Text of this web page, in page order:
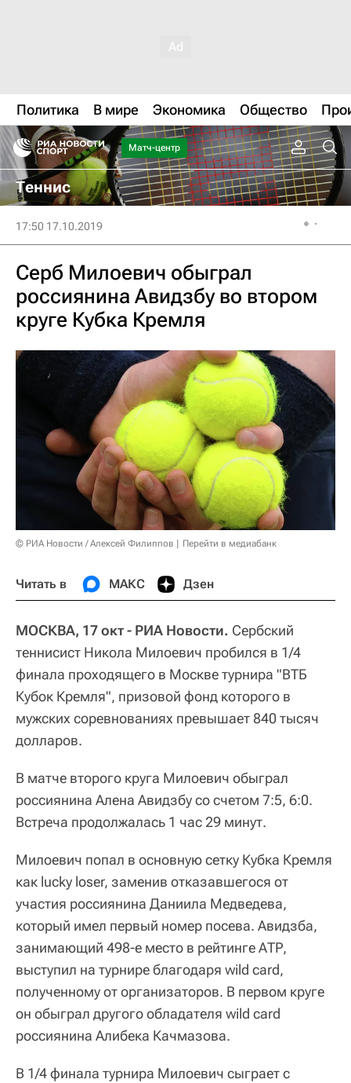
Политика В мире Экономика Общество
Матч-центр
Теннис
17:50 17.10.2019
Серб Милоевич обыграл
россиянина Авидзбу во втором
круге Кубка Кремля
© РИА Новости / Алексей Филиппов Перейти в медиабанк
Читать в МАКС Дзен
МОСКВА, 17 окт - РИА Новости. Сербский
теннисист Никола Милоевич пробился в 1/4
финала проходящего в Москве турнира "ВТБ
Кубок Кремля", призовой фонд которого в
мужских соревнованиях превышает 840 тысяч
долларов.
В матче второго круга Милоевич обыграл
россиянина Алена Авидзбу со счетом 7:5, 6:0.
Встреча продолжалась 1 час 29 минут.
Милоевич попал в основную сетку Кубка Кремля
как lucky loser, заменив отказавшегося от
участия россиянина Даниила Медведева,
который имел первый номер посева. Авидзба,
занимающий 498-е место в рейтинге АТР,
выступил на турнире благодаря wild card,
полученному от организаторов. В первом круге
он обыграл другого обладателя wild card
россиянина Алибека Качмазова.
В 1/4 финала турнира Милоевич сыграет с